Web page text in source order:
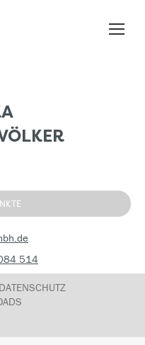
514
DATENSCHUTZ